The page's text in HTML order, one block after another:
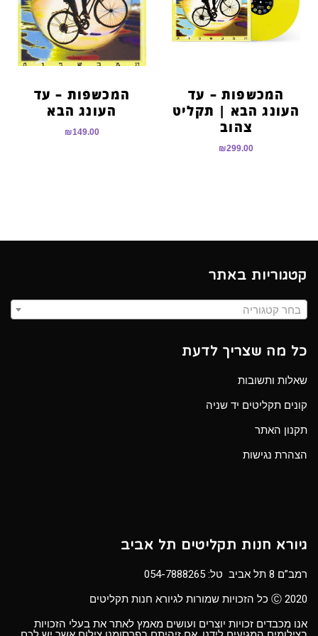
הוסף קו תחתון לקישורים
font_download סמן קישורים
האפשרויות
המכשפות – עד
העונג הבא | תקליט
צהוב
₪299.00
המכשפות – עד
העונג הבא
₪149.00
קטגוריות באתר
בחר קטגוריה
כל מה שצריך לדעת
שאלות ותשובות
קונים תקליטים יד שניה
תקנון האתר
הצהרת נגישות
גיורא חנות תקליטים תל אביב
רמב”ם 8 תל אביב טל:
054-7888265
Ⓒ 2020 כל הזכויות שמורות לגיורא חנות תקליטים
אנו מכבדים זכויות יוצרים ועושים מאמץ לאתר את בעלי הזכויות